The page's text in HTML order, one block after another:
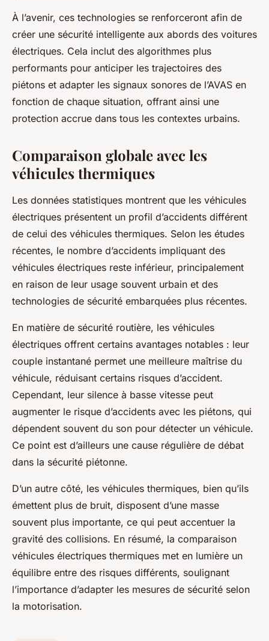
À l’avenir, ces technologies se renforceront afin de
créer une sécurité intelligente aux abords des voitures
électriques. Cela inclut des algorithmes plus
performants pour anticiper les trajectoires des
piétons et adapter les signaux sonores de l’AVAS en
fonction de chaque situation, offrant ainsi une
protection accrue dans tous les contextes urbains.
Comparaison globale avec les
véhicules thermiques
Les données statistiques montrent que les véhicules
électriques présentent un profil d’accidents différent
de celui des véhicules thermiques. Selon les études
récentes, le nombre d’accidents impliquant des
véhicules électriques reste inférieur, principalement
en raison de leur usage souvent urbain et des
technologies de sécurité embarquées plus récentes.
En matière de sécurité routière, les véhicules
électriques offrent certains avantages notables : leur
couple instantané permet une meilleure maîtrise du
véhicule, réduisant certains risques d’accident.
Cependant, leur silence à basse vitesse peut
augmenter le risque d’accidents avec les piétons, qui
dépendent souvent du son pour détecter un véhicule.
Ce point est d’ailleurs une cause régulière de débat
dans la sécurité piétonne.
D’un autre côté, les véhicules thermiques, bien qu’ils
émettent plus de bruit, disposent d’une masse
souvent plus importante, ce qui peut accentuer la
gravité des collisions. En résumé, la comparaison
véhicules électriques thermiques met en lumière un
équilibre entre des risques différents, soulignant
l’importance d’adapter les mesures de sécurité selon
la motorisation.